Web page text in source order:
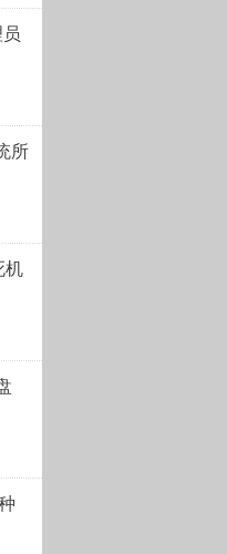
所
机